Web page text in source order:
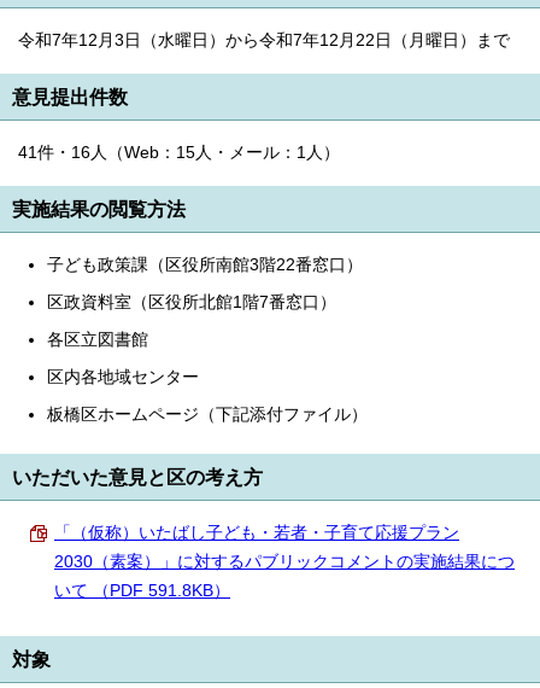
令和7年12月3日（水曜日）から令和7年12月22日（月曜日）まで
意見提出件数
41件・16人（Web：15人・メール：1人）
実施結果の閲覧方法
子ども政策課（区役所南館3階22番窓口）
区政資料室（区役所北館1階7番窓口）
各区立図書館
区内各地域センター
板橋区ホームページ（下記添付ファイル）
いただいた意見と区の考え方
「（仮称）いたばし子ども・若者・子育て応援プラン
2030（素案）」に対するパブリックコメントの実施結果につ
いて （PDF 591.8KB）
対象